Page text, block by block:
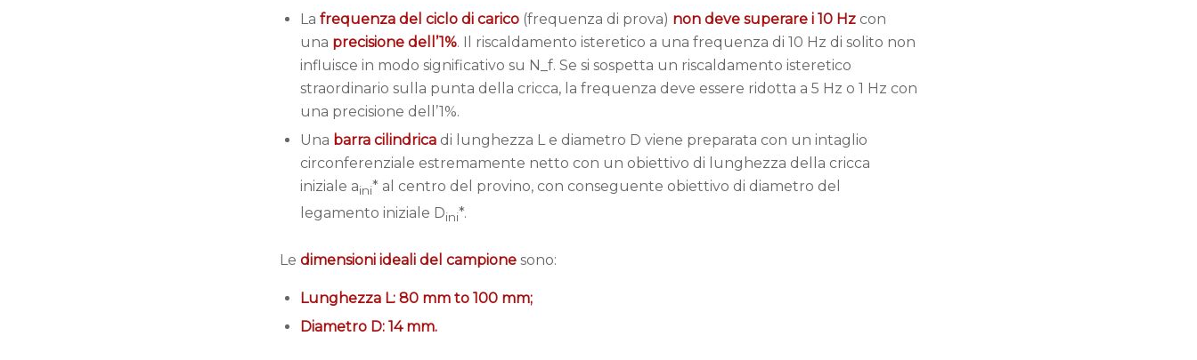
La frequenza del ciclo di carico (frequenza di prova) non deve superare i 10 Hzcon
una precisione dell’1%. Il riscaldamento isteretico a una frequenza di 10 Hz di solito non
influisce in modo significativo su N_f. Se si sospetta un riscaldamento isteretico
straordinario sulla punta della cricca, la frequenza deve essere ridotta a 5 Hz o 1 Hz con
una precisione dell’1%.
Una barra cilindricadi lunghezza L e diametro D viene preparata con un intaglio
circonferenziale estremamente netto con un obiettivo di lunghezza della cricca
iniziale aini* al centro del provino, con conseguente obiettivo di diametro del
legamento iniziale Dini*.
Le dimensioni ideali del campionesono:
Lunghezza L: 80 mm to 100 mm;
Diametro D: 14 mm.